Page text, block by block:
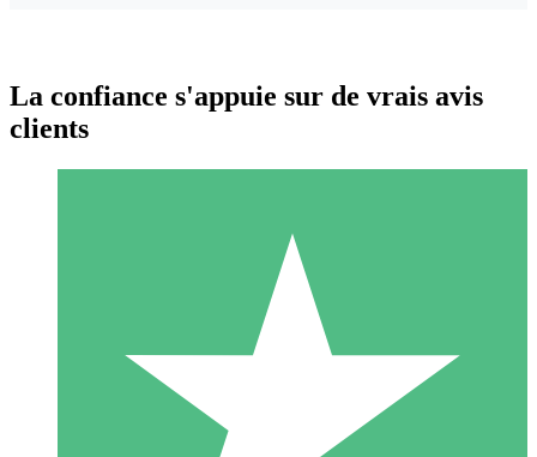
Packs de Crédits Individuels
Payez à l'utilisation avec des crédits de téléchargement. Sans
1 Téléchargement
La confiance s'appuie sur de vrais avis
clients